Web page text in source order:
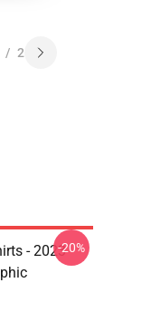
/ 2
- 2023-20%